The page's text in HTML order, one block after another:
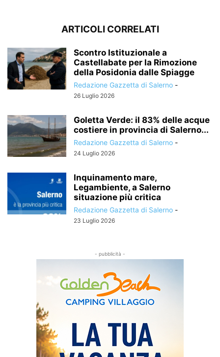
ARTICOLI CORRELATI
Scontro Istituzionale a
Castellabate per la Rimozione
della Posidonia dalle Spiagge
Redazione Gazzetta di Salerno -
26 Luglio 2026
Goletta Verde: il 83% delle acque
costiere in provincia di Salerno...
Redazione Gazzetta di Salerno -
24 Luglio 2026
Inquinamento mare,
Legambiente, a Salerno
situazione più critica
Redazione Gazzetta di Salerno -
23 Luglio 2026
- pubblicità -